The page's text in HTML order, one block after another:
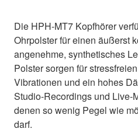
Die HPH-MT7 Kopfhörer
Ohrpolster für einen äußerst
angenehme, synthetisches
Polster sorgen für
Vibrationen und ein hohes
Studio-Recordings und Live-
denen so wenig Pegel wie
darf.